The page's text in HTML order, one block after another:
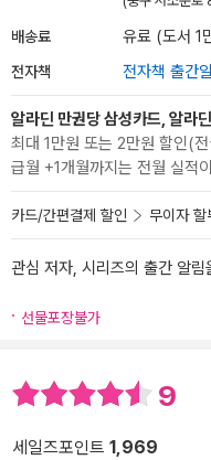
배송료 유료 (도서 1
전자책 전자책 출간
알라딘 만권당 삼성카드, 알라
최대 1만원 또는 2만원 할인(
급월 +1개월까지는 전월 실적
카드/간편결제 할인 무이자 할
관심 저자, 시리즈의 출간 알림
선물포장불가
9
세일즈포인트 1,969